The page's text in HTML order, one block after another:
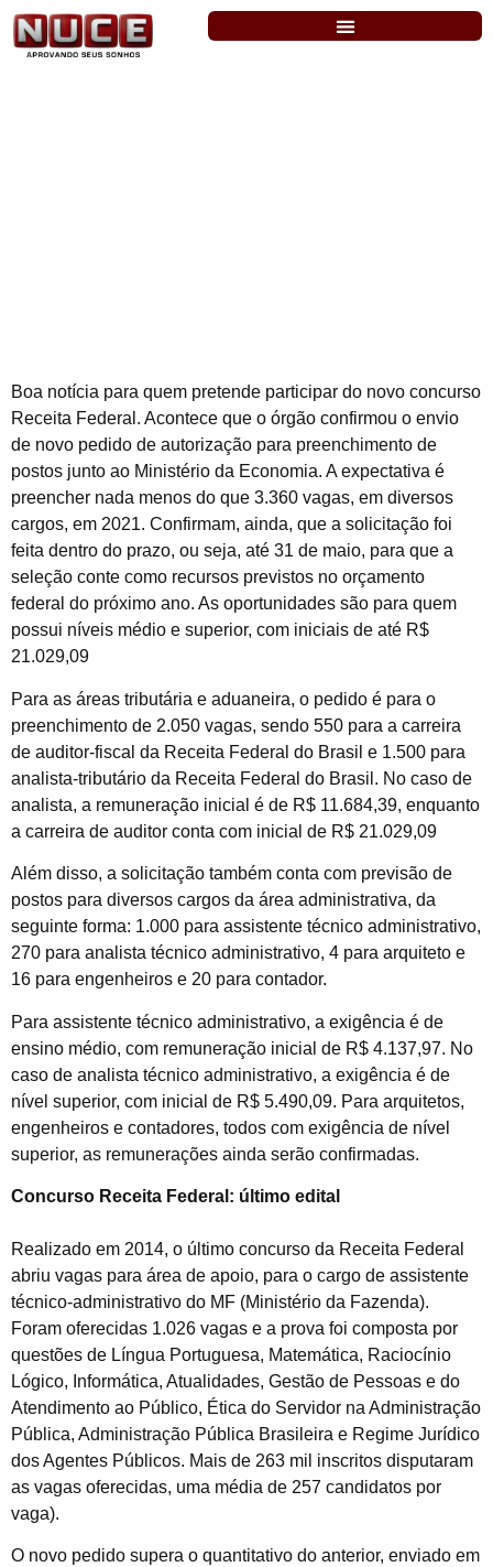
Boa notícia para quem pretende participar do novo concurso
Receita Federal. Acontece que o órgão confirmou o envio
de novo pedido de autorização para preenchimento de
postos junto ao Ministério da Economia. A expectativa é
preencher nada menos do que 3.360 vagas, em diversos
cargos, em 2021. Confirmam, ainda, que a solicitação foi
feita dentro do prazo, ou seja, até 31 de maio, para que a
seleção conte como recursos previstos no orçamento
federal do próximo ano. As oportunidades são para quem
possui níveis médio e superior, com iniciais de até R$
21.029,09
Para as áreas tributária e aduaneira, o pedido é para o
preenchimento de 2.050 vagas, sendo 550 para a carreira
de auditor-fiscal da Receita Federal do Brasil e 1.500 para
analista-tributário da Receita Federal do Brasil. No caso de
analista, a remuneração inicial é de R$ 11.684,39, enquanto
a carreira de auditor conta com inicial de R$ 21.029,09
Além disso, a solicitação também conta com previsão de
postos para diversos cargos da área administrativa, da
seguinte forma: 1.000 para assistente técnico administrativo,
270 para analista técnico administrativo, 4 para arquiteto e
16 para engenheiros e 20 para contador.
Para assistente técnico administrativo, a exigência é de
ensino médio, com remuneração inicial de R$ 4.137,97. No
caso de analista técnico administrativo, a exigência é de
nível superior, com inicial de R$ 5.490,09. Para arquitetos,
engenheiros e contadores, todos com exigência de nível
superior, as remunerações ainda serão confirmadas.
Concurso Receita Federal: último edital
Realizado em 2014, o último concurso da Receita Federal
abriu vagas para área de apoio, para o cargo de assistente
técnico-administrativo do MF (Ministério da Fazenda).
Foram oferecidas 1.026 vagas e a prova foi composta por
questões de Língua Portuguesa, Matemática, Raciocínio
Lógico, Informática, Atualidades, Gestão de Pessoas e do
Atendimento ao Público, Ética do Servidor na Administração
Pública, Administração Pública Brasileira e Regime Jurídico
dos Agentes Públicos. Mais de 263 mil inscritos disputaram
as vagas oferecidas, uma média de 257 candidatos por
vaga).
O novo pedido supera o quantitativo do anterior, enviado em